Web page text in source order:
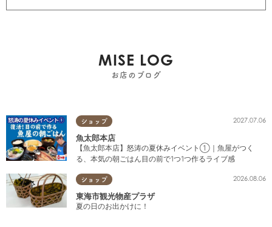
MISE LOG
お店のブログ
ショップ 2027.07.06
魚太郎本店
【魚太郎本店】怒涛の夏休みイベント①｜魚屋がつく
る、本気の朝ごはん目の前で1つ1つ作るライブ感
ショップ 2026.08.06
東海市観光物産プラザ
夏の日のお出かけに！